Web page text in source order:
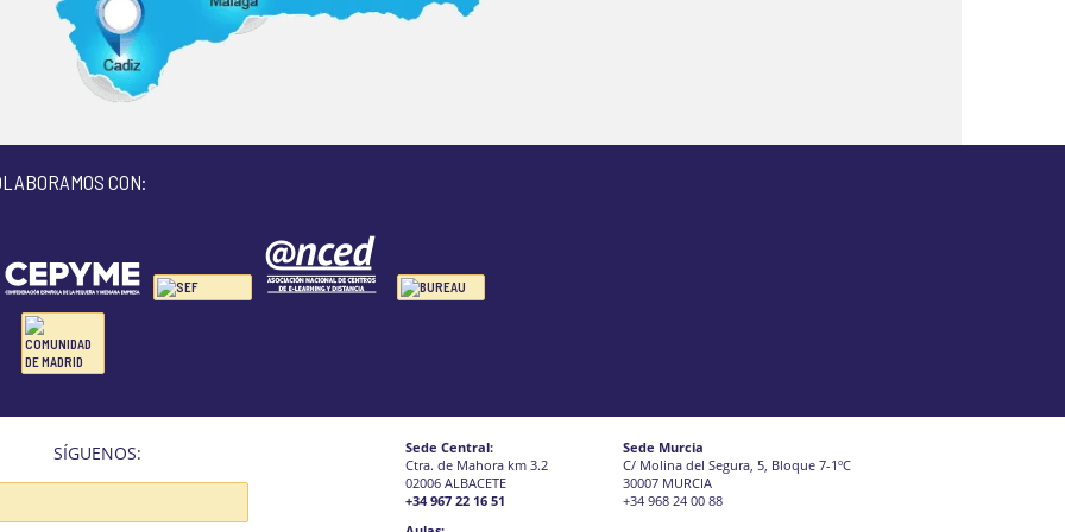
CON:
SÍGUENOS:
Sede Central:
Ctra. de Mahora km 3.2
02006 ALBACETE
+34 967 22 16 51
Sede Murcia
C/ Molina del Segura, 5, Bloque 7-1ºC
30007 MURCIA
+34 968 24 00 88